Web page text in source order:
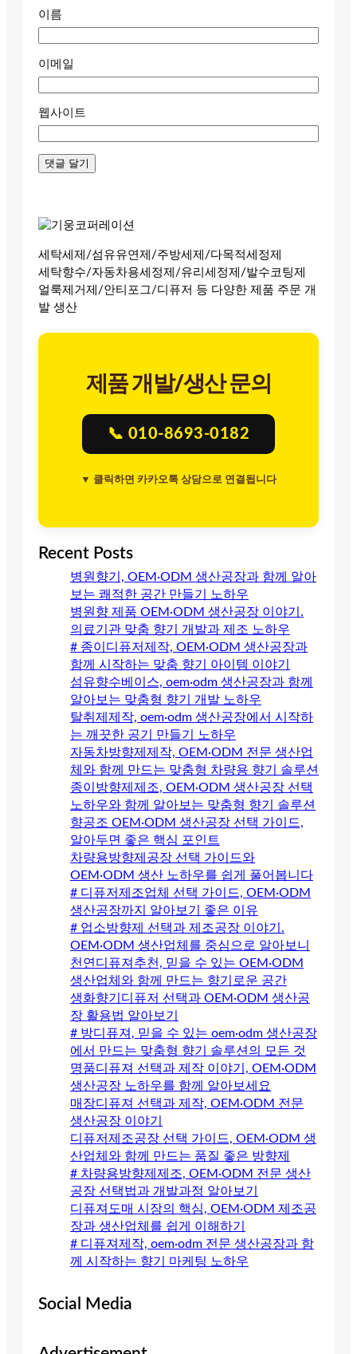
이름
이메일
웹사이트
세탁세제/섬유유연제/주방세제/다목적세정제
세탁향수/자동차용세정제/유리세정제/발수코팅제
얼룩제거제/안티포그/디퓨저 등 다양한 제품 주문 개
발 생산
제품 개발/생산 문의
📞 010-8693-0182
▼ 클릭하면 카카오톡 상담으로 연결됩니다
Recent Posts
병원향기, OEM·ODM 생산공장과 함께 알아
보는 쾌적한 공간 만들기 노하우
병원향 제품 OEM·ODM 생산공장 이야기.
의료기관 맞춤 향기 개발과 제조 노하우
# 종이디퓨저제작, OEM·ODM 생산공장과
함께 시작하는 맞춤 향기 아이템 이야기
섬유향수베이스, oem·odm 생산공장과 함께
알아보는 맞춤형 향기 개발 노하우
탈취제제작, oem·odm 생산공장에서 시작하
는 깨끗한 공기 만들기 노하우
자동차방향제제작, OEM·ODM 전문 생산업
체와 함께 만드는 맞춤형 차량용 향기 솔루션
종이방향제제조, OEM·ODM 생산공장 선택
노하우와 함께 알아보는 맞춤형 향기 솔루션
향공조 OEM·ODM 생산공장 선택 가이드,
알아두면 좋은 핵심 포인트
차량용방향제공장 선택 가이드와
OEM·ODM 생산 노하우를 쉽게 풀어봅니다
# 디퓨저제조업체 선택 가이드, OEM·ODM
생산공장까지 알아보기 좋은 이유
# 업소방향제 선택과 제조공장 이야기.
OEM·ODM 생산업체를 중심으로 알아보니
천연디퓨져추천, 믿을 수 있는 OEM·ODM
생산업체와 함께 만드는 향기로운 공간
생화향기디퓨저 선택과 OEM·ODM 생산공
장 활용법 알아보기
# 방디퓨져, 믿을 수 있는 oem·odm 생산공장
에서 만드는 맞춤형 향기 솔루션의 모든 것
명품디퓨져 선택과 제작 이야기, OEM·ODM
생산공장 노하우를 함께 알아보세요
매장디퓨져 선택과 제작, OEM·ODM 전문
생산공장 이야기
디퓨저제조공장 선택 가이드, OEM·ODM 생
산업체와 함께 만드는 품질 좋은 방향제
# 차량용방향제제조, OEM·ODM 전문 생산
공장 선택법과 개발과정 알아보기
디퓨져도매 시장의 핵심, OEM·ODM 제조공
장과 생산업체를 쉽게 이해하기
# 디퓨져제작, oem·odm 전문 생산공장과 함
께 시작하는 향기 마케팅 노하우
Social Media